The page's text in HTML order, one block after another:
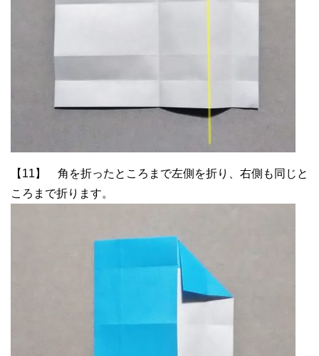
【11】 角を折ったところまで左側を折り、右側も同じと
ころまで折ります。